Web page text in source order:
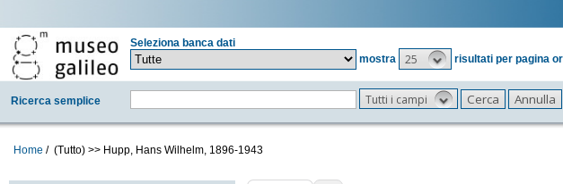
Seleziona banca dati
mostra
25 risultati per pagina
Ricerca semplice Tutti i campi
Home / (Tutto) >> Hupp, Hans Wilhelm, 1896-1943